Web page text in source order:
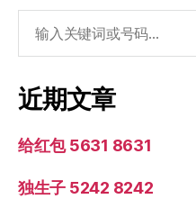
索：
近期文章
给红包 5631 8631
独生子 5242 8242